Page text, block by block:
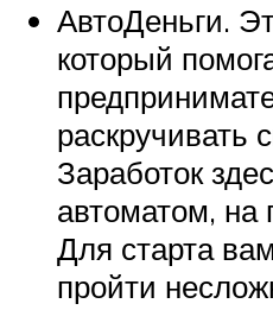
АвтоДеньги.
который
раскручивать
Заработок
автоматом, на
Для старта
пройти